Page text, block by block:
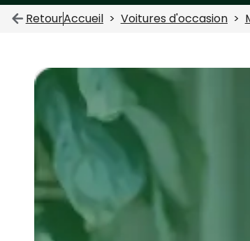
RetourAccueil Voitures d'occasion